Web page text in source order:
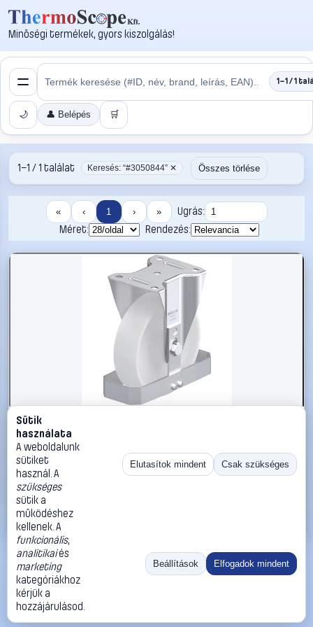
Minőségi termékek, gyors kiszolgálás!
1–1 / 1
🌙 👤 Belépés 🛒
1–1 / 1 találat Keresés: “#3050844” ✕ Összes törlése
« ‹ 1 › »
Ugrás:
Méret:
Rendezés:
#3050844
Blickle 939754 B-PO 175XR-FS Acéllemez rögzített
görgő KerékØ: 175 mm Teherbírás (max.): 400 kg 1 db
Blickle Görgők, kerekek
57 990 Ft
Kosárba
«
Ugrás:
Méret:
Rendezés:
©2026
ThermoScope
ÁSZF
Cégbemutató
Sütik
használata
A weboldalunk
sütiket
használ. A
szükséges
sütik a
működéshez
kellenek. A
funkcionális,
analitikaiés
marketing
kategóriákhoz
kérjük a
hozzájárulásod.
Elutasítok mindent Csak szükséges
Beállítások Elfogadok mindent